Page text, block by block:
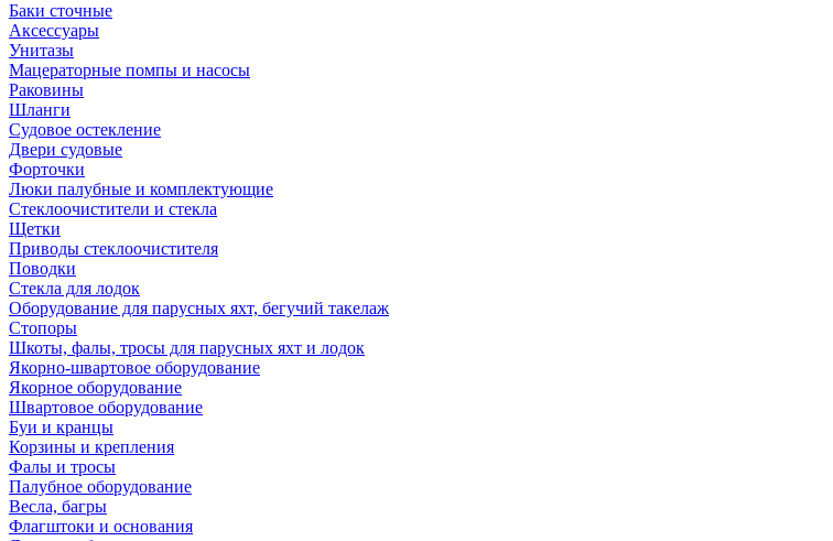
Баки сточные
Аксессуары
Унитазы
Мацераторные помпы и насосы
Раковины
Шланги
Судовое остекление
Двери судовые
Форточки
Люки палубные и комплектующие
Стеклоочистители и стекла
Щетки
Приводы стеклоочистителя
Поводки
Стекла для лодок
Оборудование для парусных яхт, бегучий такелаж
Стопоры
Шкоты, фалы, тросы для парусных яхт и лодок
Якорно-швартовое оборудование
Якорное оборудование
Швартовое оборудование
Буи и кранцы
Корзины и крепления
Фалы и тросы
Палубное оборудование
Весла, багры
Флагштоки и основания